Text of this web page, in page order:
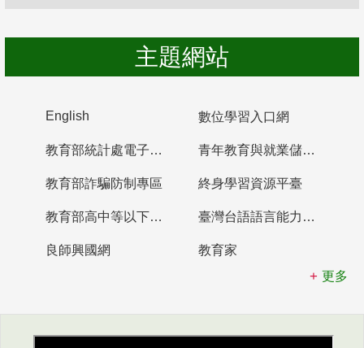
主題網站
English 數位學習入口網
教育部統計處電子書櫃 青年教育與就業儲蓄帳戶
教育部詐騙防制專區 終身學習資源平臺
教育部高中等以下學校及幼兒園教師資格檢定考試 臺灣台語語言能力認證網站
良師興國網
教育家
更多